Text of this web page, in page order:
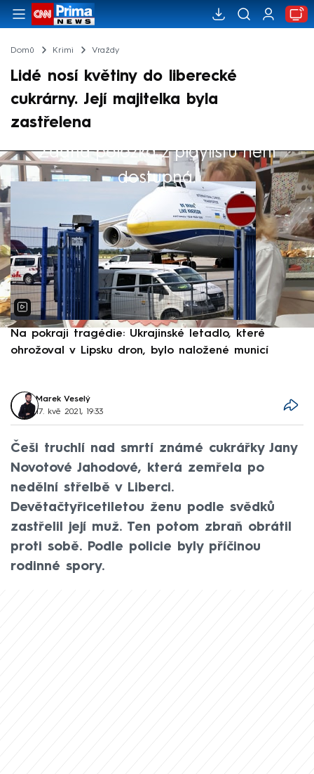
Domů Krimi Vraždy
Lidé nosí květiny do liberecké
cukrárny. Její majitelka byla
zastřelena
Žádná položka z playlistu není
dostupná.
Výběr redakce
Na pokraji tragédie: Ukrajinské letadlo, které
ohrožoval v Lipsku dron, bylo naložené municí
Marek Veselý
17. kvě 2021, 19:33
Češi truchlí nad smrtí známé cukrářky Jany
Novotové Jahodové, která zemřela po
nedělní střelbě v Liberci.
Devětačtyřicetiletou ženu podle svědků
zastřelil její muž. Ten potom zbraň obrátil
proti sobě. Podle policie byly příčinou
rodinné spory.